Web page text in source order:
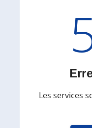
Les services